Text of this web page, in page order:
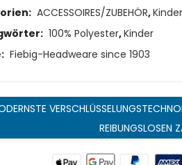
ACCESSOIRES/ZUBEHÖR,
100% Polyester,Kinder
Fiebig-Headweare since 1903
REIBUNGSLOSEN